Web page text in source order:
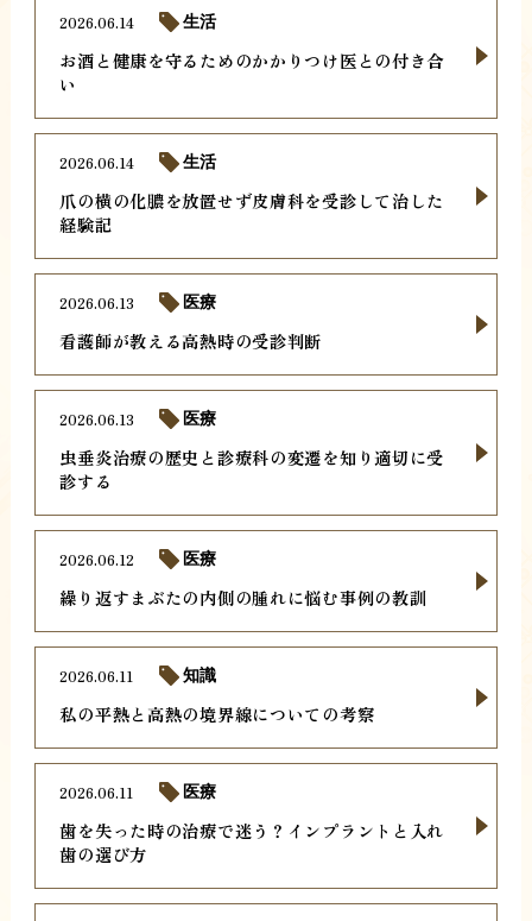
お酒と健康を守るためのかかりつけ医との付き合
い
2026.06.14 生活
爪の横の化膿を放置せず皮膚科を受診して治した
経験記
2026.06.14 生活
看護師が教える高熱時の受診判断
2026.06.13 医療
虫垂炎治療の歴史と診療科の変遷を知り適切に受
診する
2026.06.13 医療
繰り返すまぶたの内側の腫れに悩む事例の教訓
2026.06.12 医療
私の平熱と高熱の境界線についての考察
2026.06.11 知識
歯を失った時の治療で迷う？インプラントと入れ
歯の選び方
2026.06.11 医療